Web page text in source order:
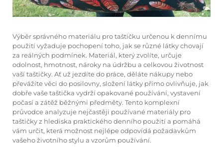
Výběr správného materiálu pro taštičku určenou k dennímu
použití vyžaduje pochopení toho, jak se různé látky chovají
za reálných podmínek. Materiál, který zvolíte, určuje
odolnost, hmotnost, nároky na údržbu a celkovou životnost
vaší taštičky. Ať už jezdíte do práce, děláte nákupy nebo
převážíte věci do posilovny, složení látky přímo ovlivňuje, jak
dobře vaše taštička vydrží opakované používání, vystavení
počasí a zátěž běžnými předměty. Tento komplexní
průvodce analyzuje nejčastěji používané materiály pro
taštičky z hlediska praktického denního použití a pomáhá
vám určit, která možnost nejlépe odpovídá požadavkům
vašeho životního stylu a vzorům používání.